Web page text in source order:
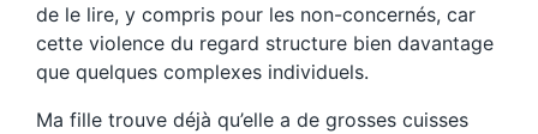
de le lire, y compris pour les non-concernés, car
cette violence du regard structure bien davantage
que quelques complexes individuels.
Ma fille trouve déjà qu’elle a de grosses cuisses